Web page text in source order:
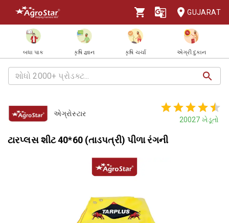
GUJARAT
બધા પાક કૃષિ જ્ઞાન કૃષિ ચર્ચા એગ્રી દુકાન
એગ્રોસ્ટાર
20027 ખેડૂતો
ટારપ્લસ શીટ 40*60 (તાડપત્રી) પીળા રંગની